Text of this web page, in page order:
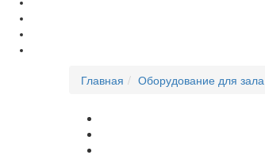
Главная Оборудование для зала